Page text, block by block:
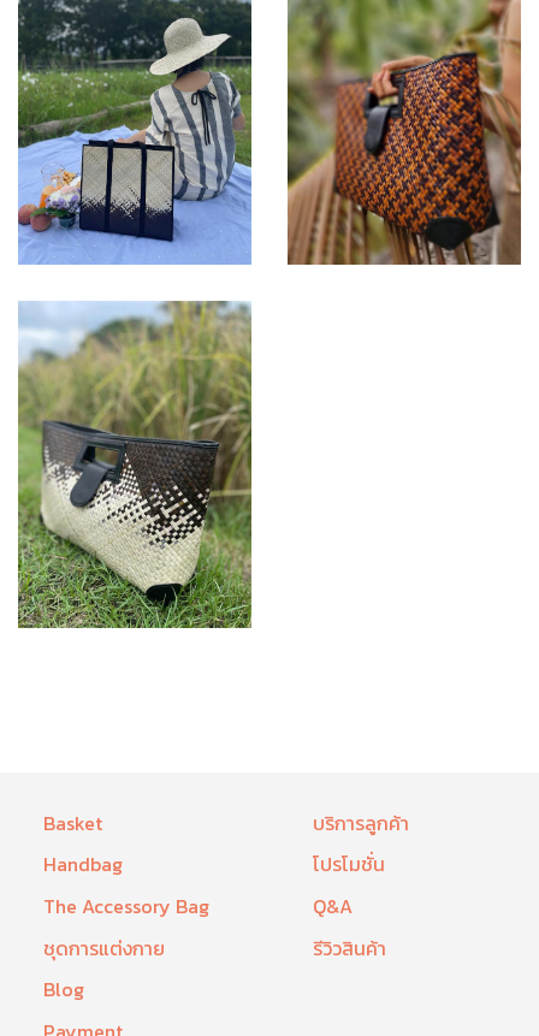
Basket
Handbag
The Accessory Bag
ชุดการแต่งกาย
Blog
บริการลูกค้า
โปรโมชั่น
Q&A
รีวิวสินค้า